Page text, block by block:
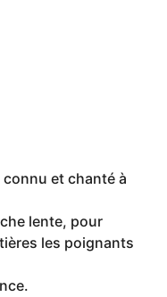
et chanté à
lente, pour
les poignants